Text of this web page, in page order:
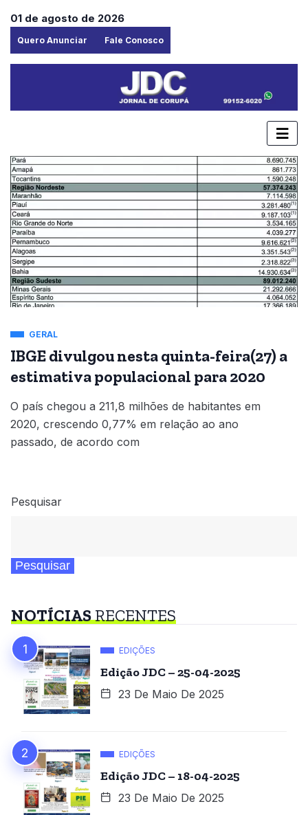
01 de agosto de 2026
Quero Anunciar Fale Conosco
GERAL
IBGE divulgou nesta quinta-feira(27) a
estimativa populacional para 2020
O país chegou a 211,8 milhões de habitantes em
2020, crescendo 0,77% em relação ao ano
passado, de acordo com
Pesquisar
Pesquisar
NOTÍCIASRECENTES
EDIÇÕES
Edição JDC – 25-04-2025
23 De Maio De 2025
EDIÇÕES
Edição JDC – 18-04-2025
23 De Maio De 2025